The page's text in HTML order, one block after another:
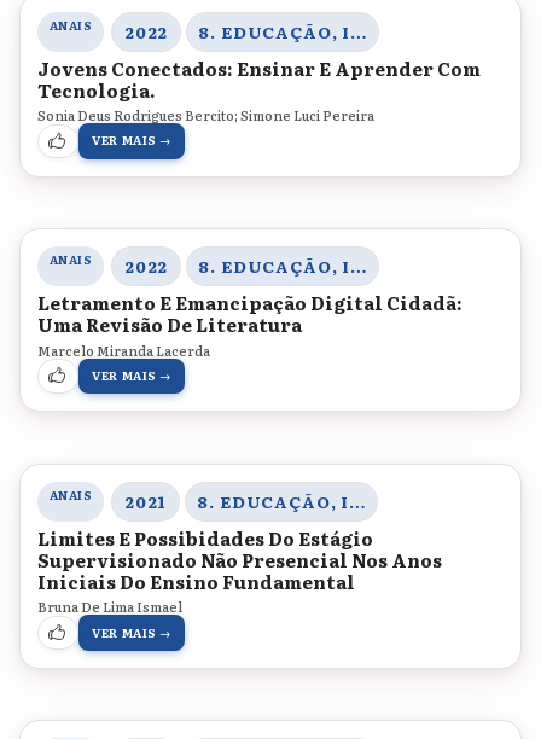
ANAIS 2022 8. EDUCAÇÃO, INOVAÇÃO E TECNOLOGIAS
Jovens Conectados: Ensinar E Aprender Com
Tecnologia.
Sonia Deus Rodrigues Bercito; Simone Luci Pereira
VER MAIS →
ANAIS 2022 8. EDUCAÇÃO, INOVAÇÃO E TECNOLOGIAS
Letramento E Emancipação Digital Cidadã:
Uma Revisão De Literatura
Marcelo Miranda Lacerda
VER MAIS →
ANAIS 2021 8. EDUCAÇÃO, INOVAÇÃO E TECNOLOGIAS
Limites E Possibidades Do Estágio
Supervisionado Não Presencial Nos Anos
Iniciais Do Ensino Fundamental
Bruna De Lima Ismael
VER MAIS →